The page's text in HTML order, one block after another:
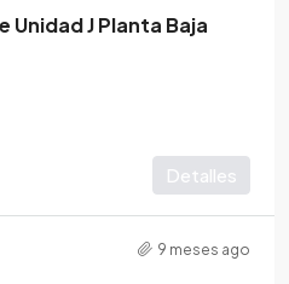
Unidad J Planta Baja
Detalles
9 meses ago